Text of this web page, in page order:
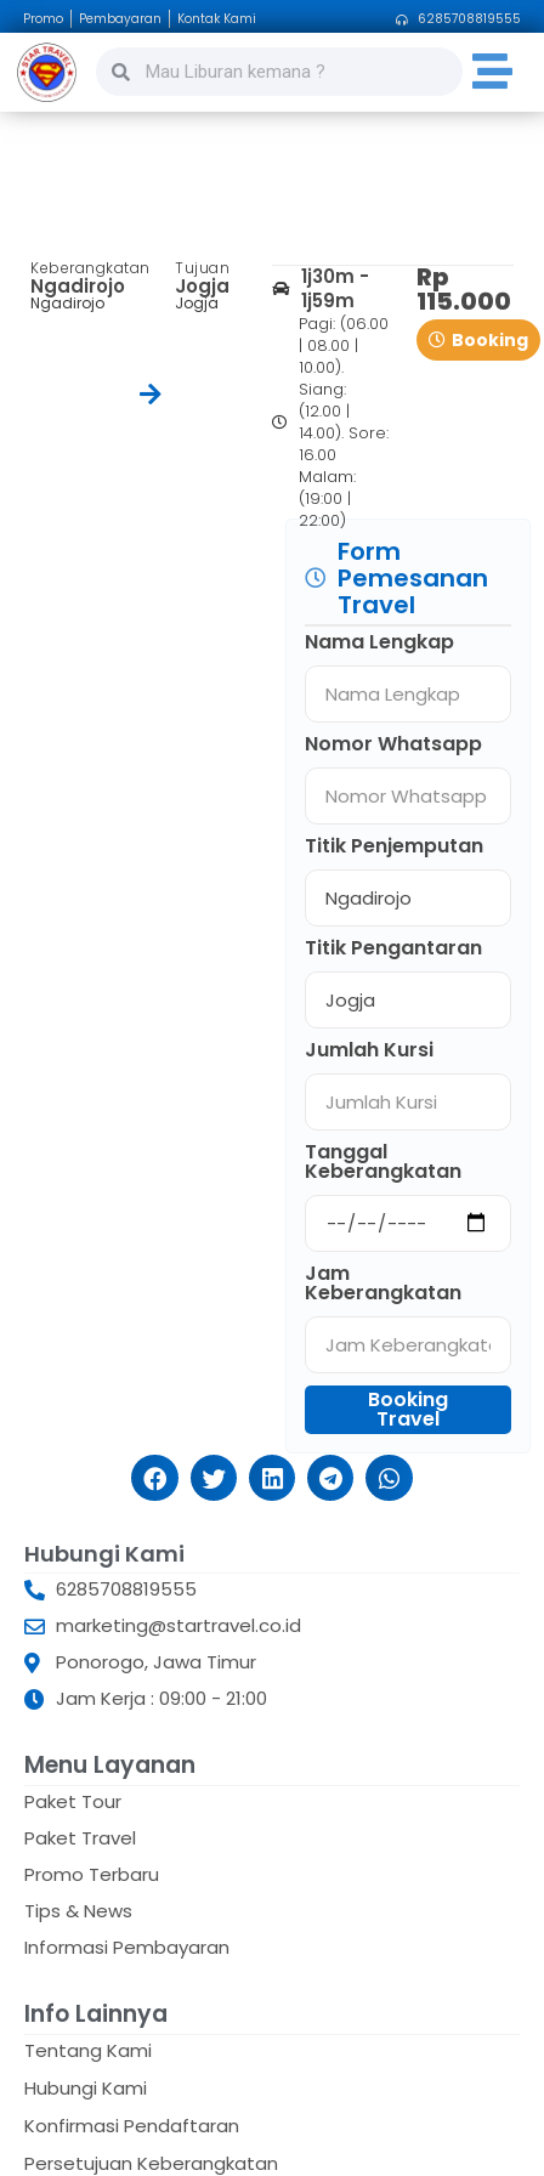
Promo Pembayaran Kontak Kami 6285708819555
Keberangkatan
Ngadirojo
Ngadirojo
Tujuan
Jogja
Jogja
1j30m -
1j59m
Pagi: (06.00
| 08.00 |
10.00).
Siang:
(12.00 |
14.00). Sore:
16.00
Malam:
(19:00 |
22:00)
Rp
115.000
Booking
Form
Pemesanan
Travel
Nama Lengkap
Nomor Whatsapp
Titik Penjemputan
Titik Pengantaran
Jumlah Kursi
Tanggal
Keberangkatan
Jam
Keberangkatan
Booking
Travel
Hubungi Kami
6285708819555
marketing@startravel.co.id
Ponorogo, Jawa Timur
Jam Kerja : 09:00 - 21:00
Menu Layanan
Paket Tour
Paket Travel
Promo Terbaru
Tips & News
Informasi Pembayaran
Info Lainnya
Tentang Kami
Hubungi Kami
Konfirmasi Pendaftaran
Persetujuan Keberangkatan